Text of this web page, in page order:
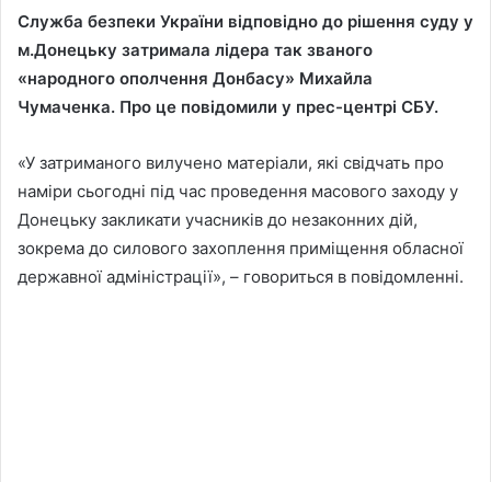
Служба безпеки України відповідно до рішення суду у
м.Донецьку затримала лідера так званого
«народного ополчення Донбасу» Михайла
Чумаченка. Про це повідомили у прес-центрі СБУ.
«У затриманого вилучено матеріали, які свідчать про
наміри сьогодні під час проведення масового заходу у
Донецьку закликати учасників до незаконних дій,
зокрема до силового захоплення приміщення обласної
державної адміністрації», – говориться в повідомленні.